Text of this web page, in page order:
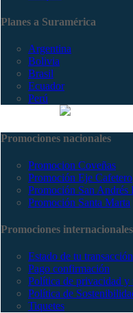
Planes a Suramérica
Argentina
Bolivia
Brasil
Ecuador
Perú
Promociones nacionales
Promocion Coveñas
Promoción Eje Cafetero
Promoción San Andrés
Promoción Santa Marta
Promociones internacionales
Estado de tu transacción
Pago confirmación
Política de privacidad y
Política de
Tiquetes